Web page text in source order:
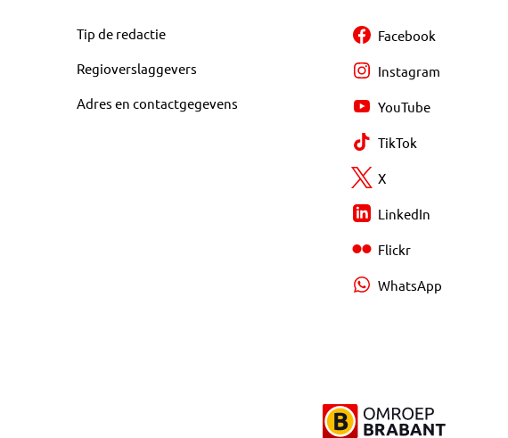
Tip de redactie
Regioverslaggevers
Adres en contactgegevens
Facebook
Instagram
YouTube
TikTok
X
LinkedIn
Flickr
WhatsApp